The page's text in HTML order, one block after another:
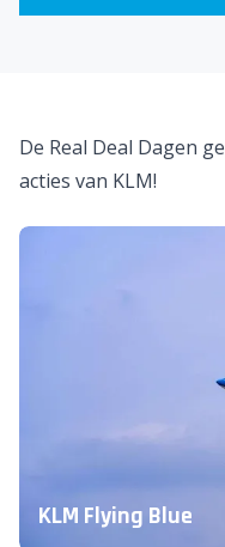
De Real Deal Dagen
acties van KLM!
KLM Flying Blue